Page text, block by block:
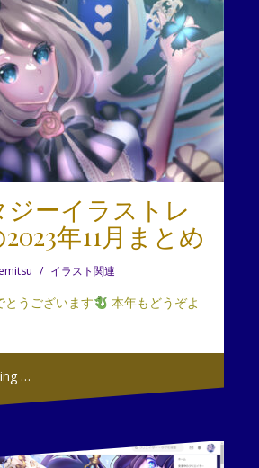
ジーイラストレ
年11月まとめ
イラスト関連
とうございます
本年もどうぞよ
…